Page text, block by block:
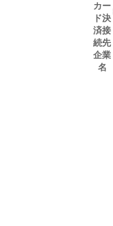
カー
ド決
済接
続先
企業
名